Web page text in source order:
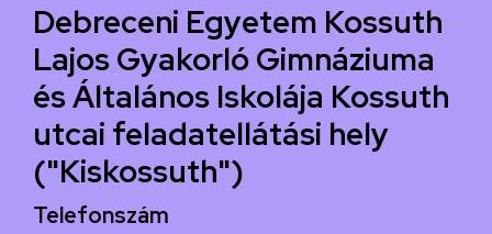
Debreceni Egyetem Kossuth
Lajos Gyakorló Gimnáziuma
és Általános Iskolája Kossuth
utcai feladatellátási hely
("Kiskossuth")
Telefonszám